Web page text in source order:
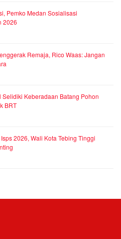
Pemko Medan Sosialisasi
2026
Remaja, Rico Waas: Jangan
Selidiki Keberadaan Batang Pohon
BRT
2026, Wali Kota Tebing Tinggi